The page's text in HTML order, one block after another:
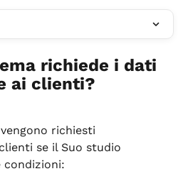
richiede i dati
ai clienti?
richiesti
se il Suo studio
condizioni: